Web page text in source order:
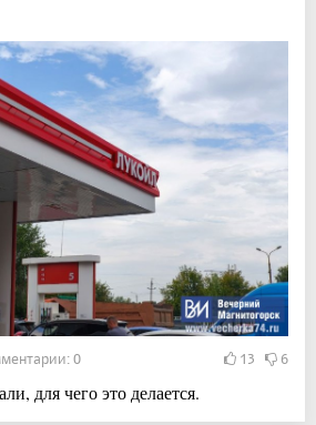
0 13 6
для чего это делается.